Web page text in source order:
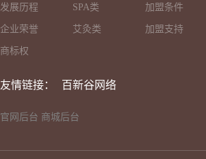
发展历程
企业荣誉
商标权
SPA类
艾灸类
加盟条件
加盟支持
友情链接： 百新谷网络
官网后台 商城后台